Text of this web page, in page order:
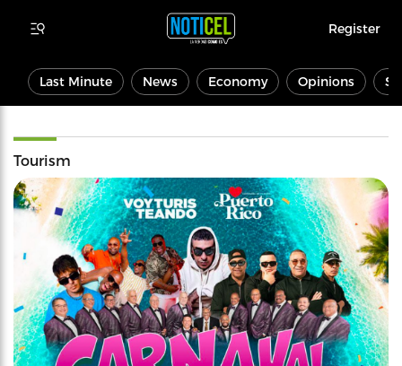
Register
Last Minute News Economy Opinions
Tourism